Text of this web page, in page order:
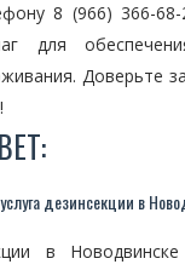
8 (966) 366-
для
Доверьте
дезинсекции в
в